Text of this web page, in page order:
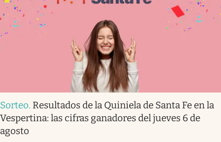
Sorteo. Resultados de la Quiniela de Santa Fe en la
Vespertina: las cifras ganadores del jueves 6 de
agosto